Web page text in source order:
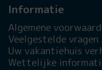
Informatie
Algemene
Veelgestelde vragen
Uw vakantiehuis
Wettelijke